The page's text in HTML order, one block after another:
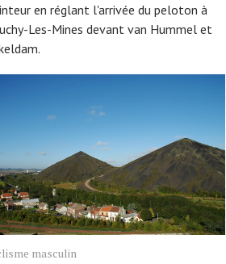
en réglant l'arrivée du peloton à
Les-Mines devant van Hummel et
masculin